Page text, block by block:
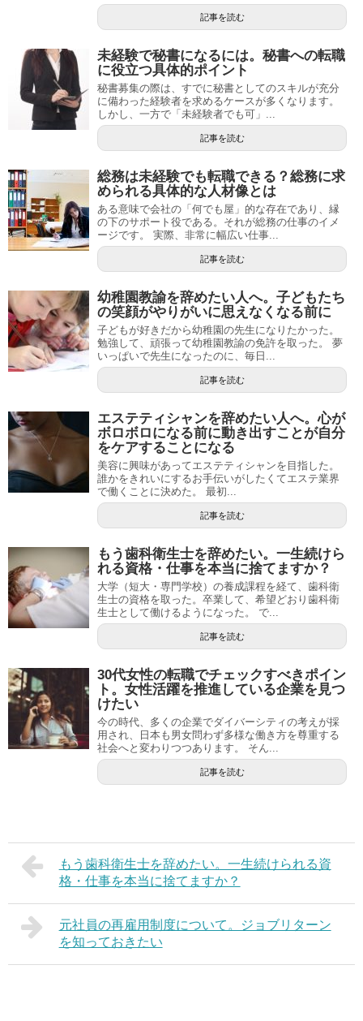
記事を読む
未経験で秘書になるには。秘書への転職
に役立つ具体的ポイント
秘書募集の際は、すでに秘書としてのスキルが充分
に備わった経験者を求めるケースが多くなります。
しかし、一方で「未経験者でも可」...
記事を読む
総務は未経験でも転職できる？総務に求
められる具体的な人材像とは
ある意味で会社の「何でも屋」的な存在であり、縁
の下のサポート役である。それが総務の仕事のイメ
ージです。 実際、非常に幅広い仕事...
記事を読む
幼稚園教諭を辞めたい人へ。子どもたち
の笑顔がやりがいに思えなくなる前に
子どもが好きだから幼稚園の先生になりたかった。
勉強して、頑張って幼稚園教諭の免許を取った。 夢
いっぱいで先生になったのに、毎日...
記事を読む
エステティシャンを辞めたい人へ。心が
ボロボロになる前に動き出すことが自分
をケアすることになる
美容に興味があってエステティシャンを目指した。
誰かをきれいにするお手伝いがしたくてエステ業界
で働くことに決めた。 最初...
記事を読む
もう歯科衛生士を辞めたい。一生続けら
れる資格・仕事を本当に捨てますか？
大学（短大・専門学校）の養成課程を経て、歯科衛
生士の資格を取った。卒業して、希望どおり歯科衛
生士として働けるようになった。 で...
記事を読む
30代女性の転職でチェックすべきポイン
ト。女性活躍を推進している企業を見つ
けたい
今の時代、多くの企業でダイバーシティの考えが採
用され、日本も男女問わず多様な働き方を尊重する
社会へと変わりつつあります。 そん...
記事を読む
もう歯科衛生士を辞めたい。一生続けられる資
格・仕事を本当に捨てますか？
元社員の再雇用制度について。ジョブリターン
を知っておきたい